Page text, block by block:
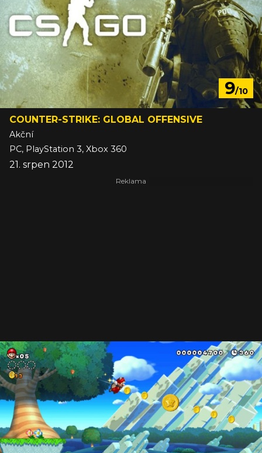
9/10
COUNTER-STRIKE: GLOBAL OFFENSIVE
Akční
PC, PlayStation 3, Xbox 360
21. srpen 2012